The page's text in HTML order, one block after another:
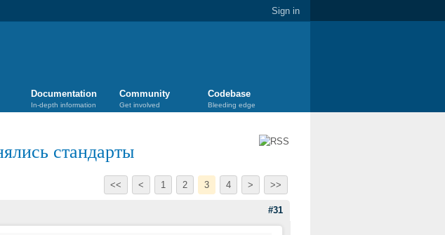
Sign in
Documentation
In-depth information
Community
Get involved
Codebase
Bleeding edge
стандарты
<< < 1 2 3 4 > >>
#31